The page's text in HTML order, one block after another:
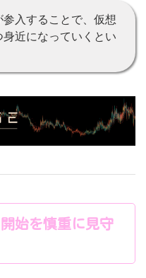
入することで、仮想
近になっていくとい
始を慎重に見守